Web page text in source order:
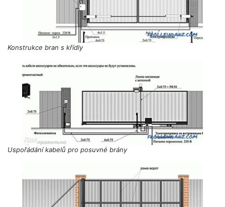
Konstrukce bran s křídly
Uspořádání kabelů pro posuvné brány